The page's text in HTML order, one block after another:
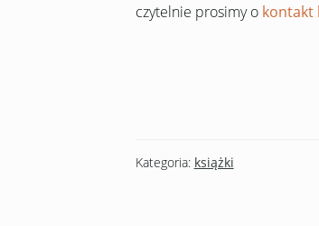
czytelnie prosimy o kontakt
Kategoria: książki